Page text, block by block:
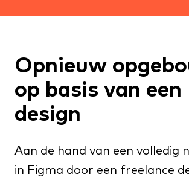
Opnieuw
op basis van een
design
Aan de hand van een volledig
in Figma door een freelance